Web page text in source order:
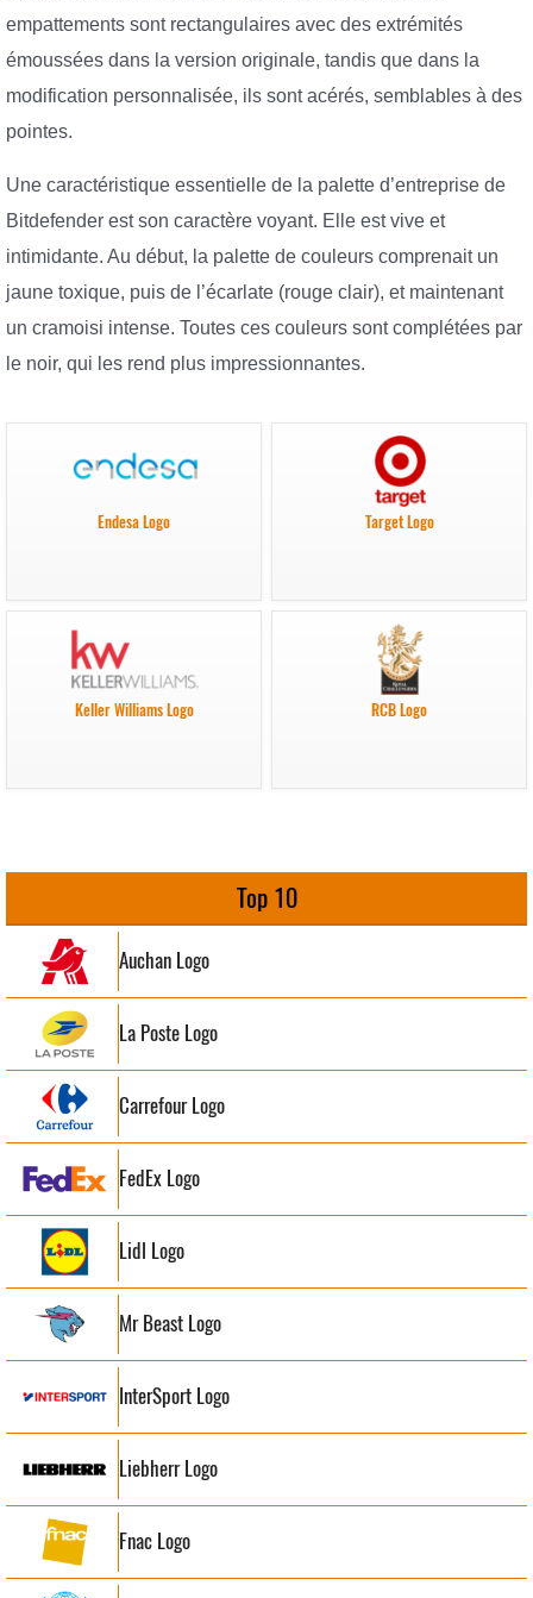
empattements sont rectangulaires avec des extrémités
émoussées dans la version originale, tandis que dans la
modification personnalisée, ils sont acérés, semblables à des
pointes.
Une caractéristique essentielle de la palette d’entreprise de
Bitdefender est son caractère voyant. Elle est vive et
intimidante. Au début, la palette de couleurs comprenait un
jaune toxique, puis de l’écarlate (rouge clair), et maintenant
un cramoisi intense. Toutes ces couleurs sont complétées par
le noir, qui les rend plus impressionnantes.
Endesa Logo Target Logo
Keller Williams Logo RCB Logo
Top 10
Auchan Logo
La Poste Logo
Carrefour Logo
FedEx Logo
Lidl Logo
Mr Beast Logo
InterSport Logo
Liebherr Logo
Fnac Logo